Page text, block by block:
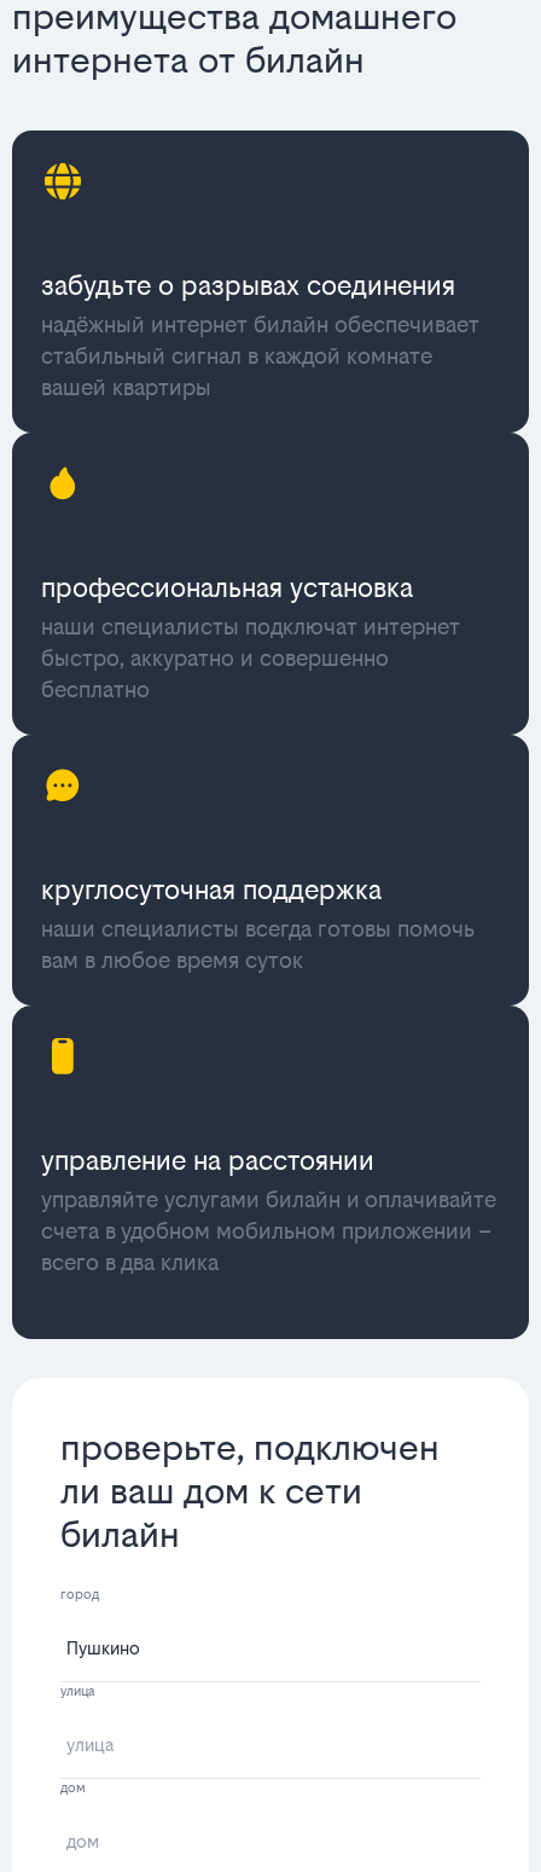
преимущества домашнего
интернета от билайн
забудьте о разрывах соединения
надёжный интернет билайн обеспечивает
стабильный сигнал в каждой комнате
вашей квартиры
профессиональная установка
наши специалисты подключат интернет
быстро, аккуратно и совершенно
бесплатно
круглосуточная поддержка
наши специалисты всегда готовы помочь
вам в любое время суток
управление на расстоянии
управляйте услугами билайн и оплачивайте
счета в удобном мобильном приложении –
всего в два клика
проверьте, подключен
ли ваш дом к сети
билайн
город
улица
дом